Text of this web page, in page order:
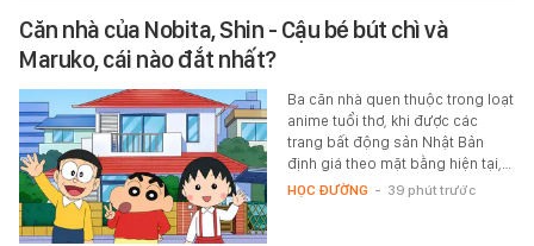
Căn nhà của Nobita, Shin - Cậu bé bút chì và
Maruko, cái nào đắt nhất?
Ba căn nhà quen thuộc trong loạt
anime tuổi thơ, khi được các
trang bất động sản Nhật Bản
định giá theo mặt bằng hiện tại,…
HỌC ĐƯỜNG - 39 phút trước